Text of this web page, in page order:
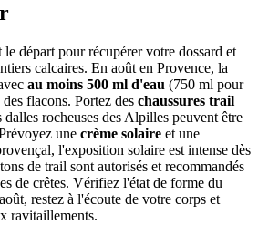
départ pour récupérer votre dossard et
calcaires. En août en Provence, la
au moins 500 ml d'eau (750 ml pour
flacons. Portez des chaussures trail
rocheuses des Alpilles peuvent être
une crème solaire et une
l'exposition solaire est intense dès
de trail sont autorisés et recommandés
de crêtes. Vérifiez l'état de forme du
restez à l'écoute de votre corps et
ravitaillements.